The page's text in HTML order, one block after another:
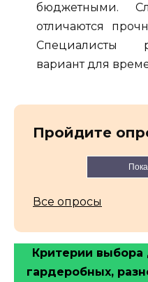
бюджетными.
отличаются
Специалисты
вариант для
Пройдите
Все опросы
Критерии
гардеробных,